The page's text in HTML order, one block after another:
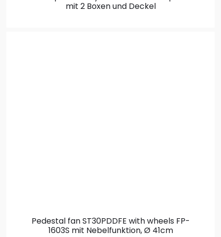
mit 2 Boxen und Deckel
Pedestal fan ST30PDDFE with wheels FP-
1603S mit Nebelfunktion, Ø 41cm